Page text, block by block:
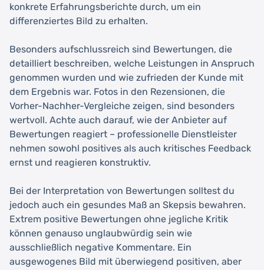
konkrete Erfahrungsberichte durch, um ein
differenziertes Bild zu erhalten.
Besonders aufschlussreich sind Bewertungen, die
detailliert beschreiben, welche Leistungen in Anspruch
genommen wurden und wie zufrieden der Kunde mit
dem Ergebnis war. Fotos in den Rezensionen, die
Vorher-Nachher-Vergleiche zeigen, sind besonders
wertvoll. Achte auch darauf, wie der Anbieter auf
Bewertungen reagiert – professionelle Dienstleister
nehmen sowohl positives als auch kritisches Feedback
ernst und reagieren konstruktiv.
Bei der Interpretation von Bewertungen solltest du
jedoch auch ein gesundes Maß an Skepsis bewahren.
Extrem positive Bewertungen ohne jegliche Kritik
können genauso unglaubwürdig sein wie
ausschließlich negative Kommentare. Ein
ausgewogenes Bild mit überwiegend positiven, aber